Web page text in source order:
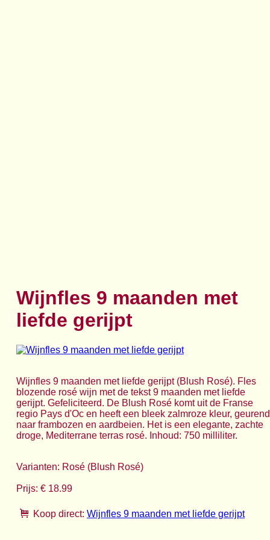
Wijnfles 9 maanden met
liefde gerijpt
Wijnfles 9 maanden met liefde gerijpt (Blush Rosé). Fles
blozende rosé wijn met de tekst 9 maanden met liefde
gerijpt. Gefeliciteerd. De Blush Rosé komt uit de Franse
regio Pays d'Oc en heeft een bleek zalmroze kleur, geurend
naar frambozen en aardbeien. Het is een elegante, zachte
droge, Mediterrane terras rosé. Inhoud: 750 milliliter.
Varianten: Rosé (Blush Rosé)
Prijs: € 18.99
Koop direct: Wijnfles 9 maanden met liefde gerijpt